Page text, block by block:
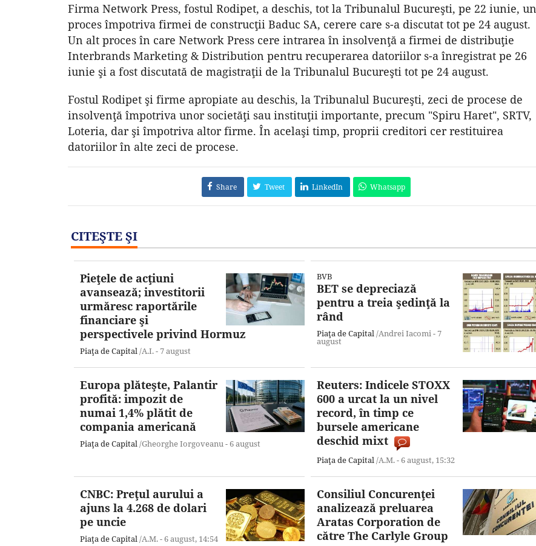
Firma Network Press, fostul Rodipet, a deschis, tot la Tribunalul Bucureşti, pe 22 iunie, un
proces împotriva firmei de construcţii Baduc SA, cerere care s-a discutat tot pe 24 august.
Un alt proces în care Network Press cere intrarea în insolvenţă a firmei de distribuţie
Interbrands Marketing & Distribution pentru recuperarea datoriilor s-a înregistrat pe 26
iunie şi a fost discutată de magistraţii de la Tribunalul Bucureşti tot pe 24 august.
Fostul Rodipet şi firme apropiate au deschis, la Tribunalul Bucureşti, zeci de procese de
insolvenţă împotriva unor societăţi sau instituţii importante, precum "Spiru Haret", SRTV,
Loteria, dar şi împotriva altor firme. În acelaşi timp, proprii creditori cer restituirea
datoriilor în alte zeci de procese.
Share Tweet LinkedIn Whatsapp
CITEŞTE ŞI
Pieţele de acţiuni
avansează; investitorii
urmăresc raportările
financiare şi
perspectivele privind Hormuz
Piaţa de Capital /A.I. -7 august
BVB
BET se depreciază
pentru a treia şedinţă la
rând
Piaţa de Capital /Andrei Iacomi -7
august
Europa plăteşte, Palantir
profită: impozit de
numai 1,4% plătit de
compania americană
Piaţa de Capital /Gheorghe Iorgoveanu -6 august
Reuters: Indicele STOXX
600 a urcat la un nivel
record, în timp ce
bursele americane
deschid mixt
Piaţa de Capital /A.M. -6 august, 15:32
CNBC: Preţul aurului a
ajuns la 4.268 de dolari
pe uncie
Piaţa de Capital /A.M. -6 august, 14:54
Consiliul Concurenţei
analizează preluarea
Aratas Corporation de
către The Carlyle Group